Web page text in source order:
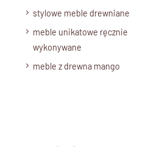
stylowe meble drewniane
meble unikatowe ręcznie
wykonywane
meble z drewna mango